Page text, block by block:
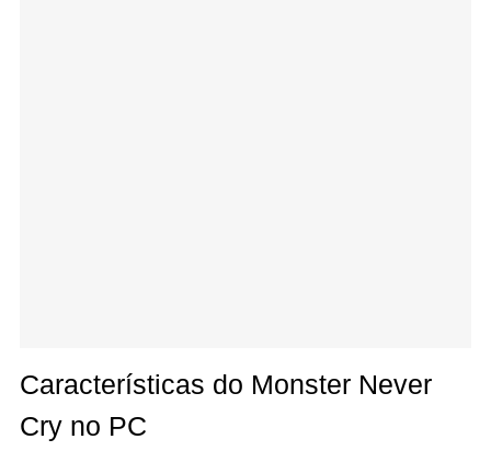
Características do Monster Never
Cry no PC